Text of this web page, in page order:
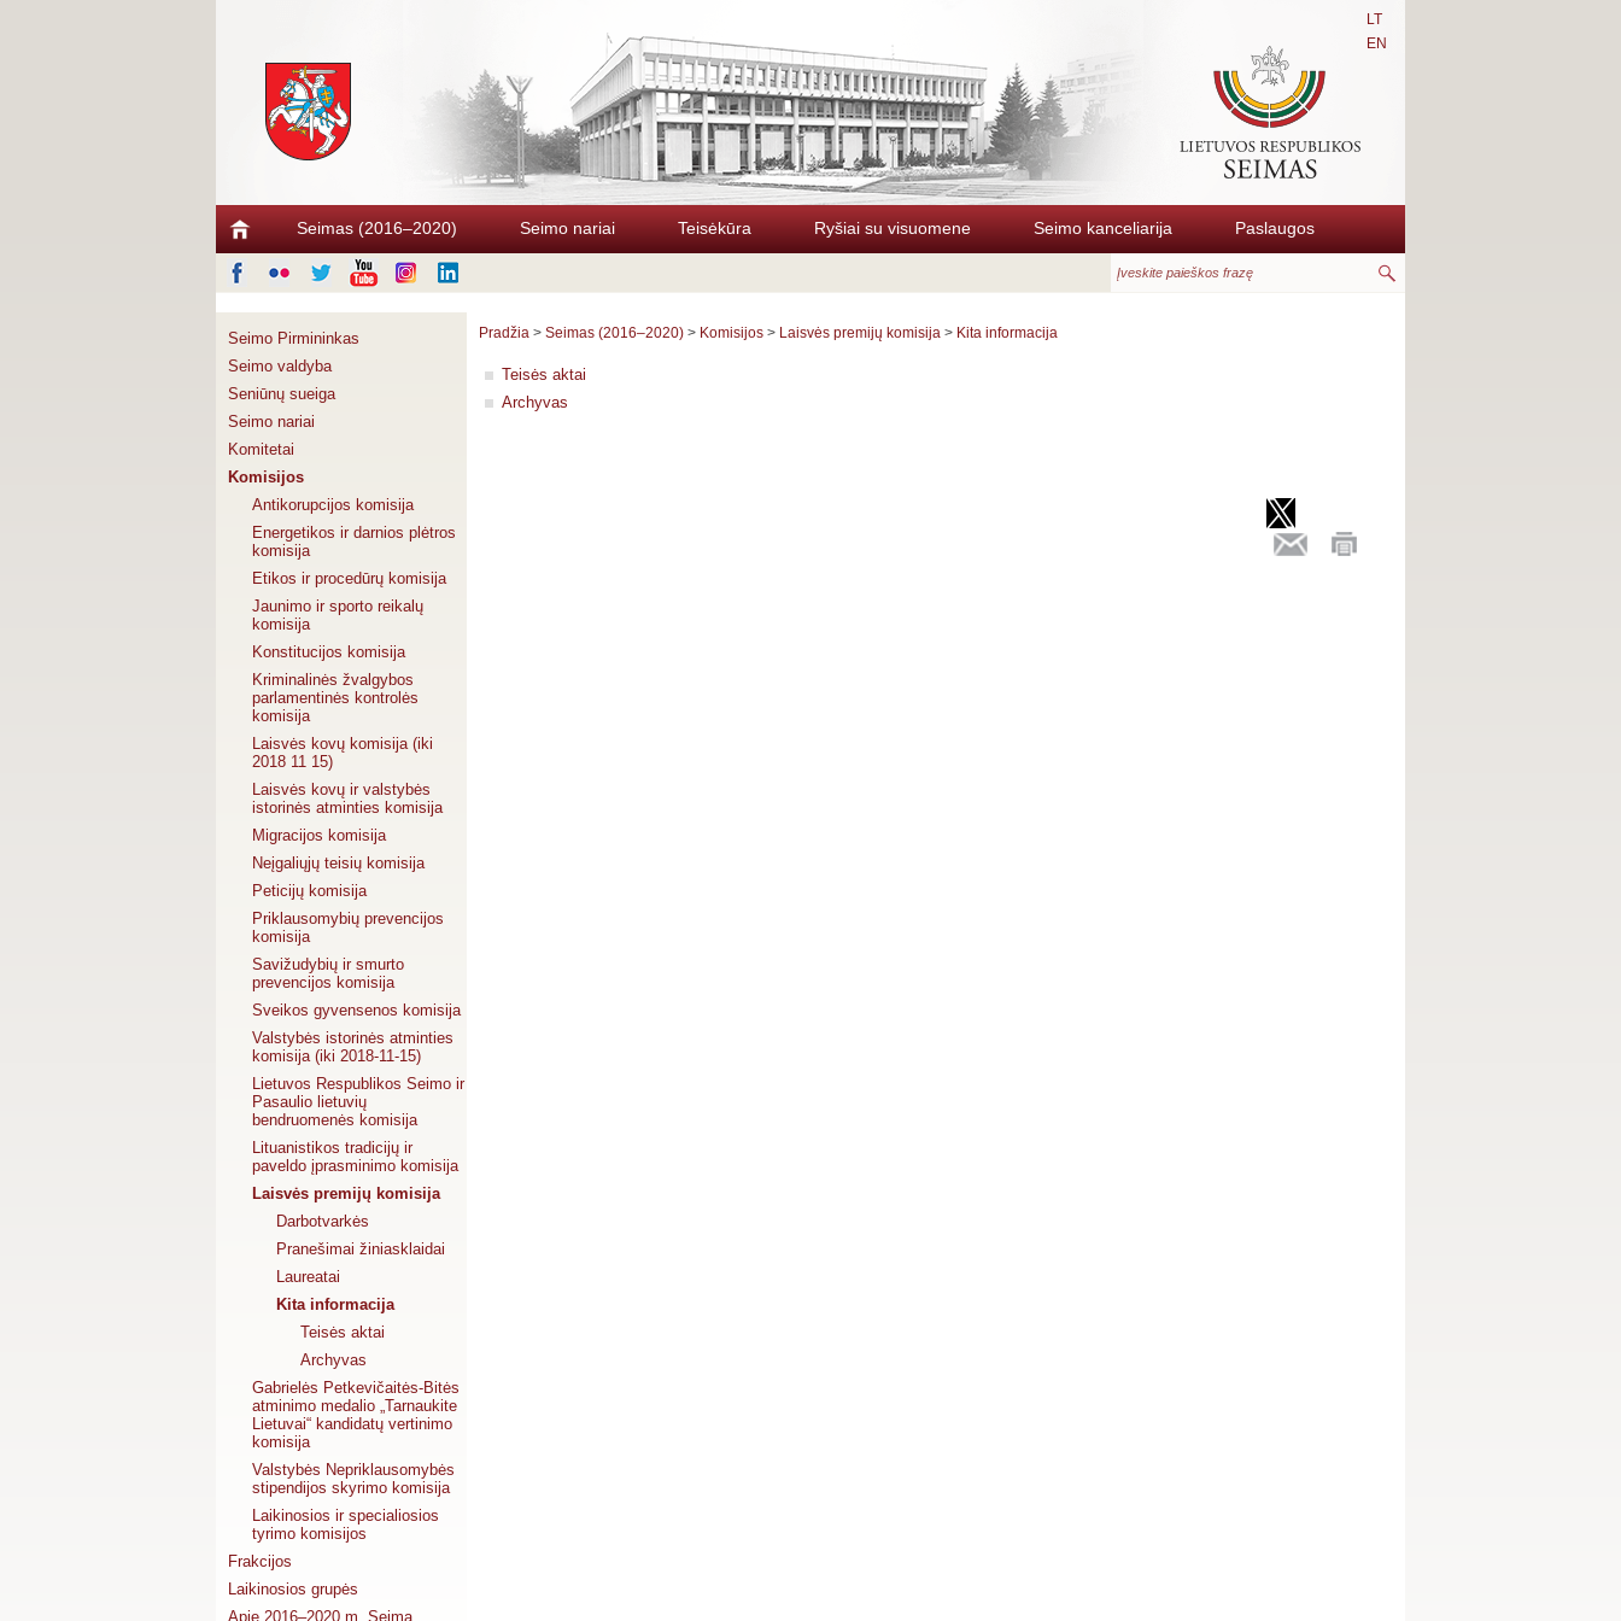
LT
EN
Seimas (2016–2020) Seimo nariai Teisėkūra Ryšiai su visuomene Seimo kanceliarija Paslaugos
Seimo Pirmininkas
Seimo valdyba
Seniūnų sueiga
Seimo nariai
Komitetai
Komisijos
Antikorupcijos komisija
Energetikos ir darnios plėtros
komisija
Etikos ir procedūrų komisija
Jaunimo ir sporto reikalų
komisija
Konstitucijos komisija
Kriminalinės žvalgybos
parlamentinės kontrolės
komisija
Laisvės kovų komisija (iki
2018 11 15)
Laisvės kovų ir valstybės
istorinės atminties komisija
Migracijos komisija
Neįgaliųjų teisių komisija
Peticijų komisija
Priklausomybių prevencijos
komisija
Savižudybių ir smurto
prevencijos komisija
Sveikos gyvensenos komisija
Valstybės istorinės atminties
komisija (iki 2018-11-15)
Lietuvos Respublikos Seimo ir
Pasaulio lietuvių
bendruomenės komisija
Lituanistikos tradicijų ir
paveldo įprasminimo komisija
Laisvės premijų komisija
Darbotvarkės
Pranešimai žiniasklaidai
Laureatai
Kita informacija
Teisės aktai
Archyvas
Gabrielės Petkevičaitės-Bitės
atminimo medalio „Tarnaukite
Lietuvai“ kandidatų vertinimo
komisija
Valstybės Nepriklausomybės
stipendijos skyrimo komisija
Laikinosios ir specialiosios
tyrimo komisijos
Frakcijos
Laikinosios grupės
Apie 2016–2020 m. Seimą
Pradžia > Seimas (2016–2020) > Komisijos > Laisvės premijų komisija > Kita informacija
Teisės aktai
Archyvas